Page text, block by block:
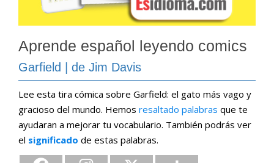
Aprende español leyendo comics
Garfield | de Jim Davis
Lee esta tira cómica sobre Garfield: el gato más vago y
gracioso del mundo. Hemos resaltado palabras que te
ayudaran a mejorar tu vocabulario. También podrás ver
el significado de estas palabras.